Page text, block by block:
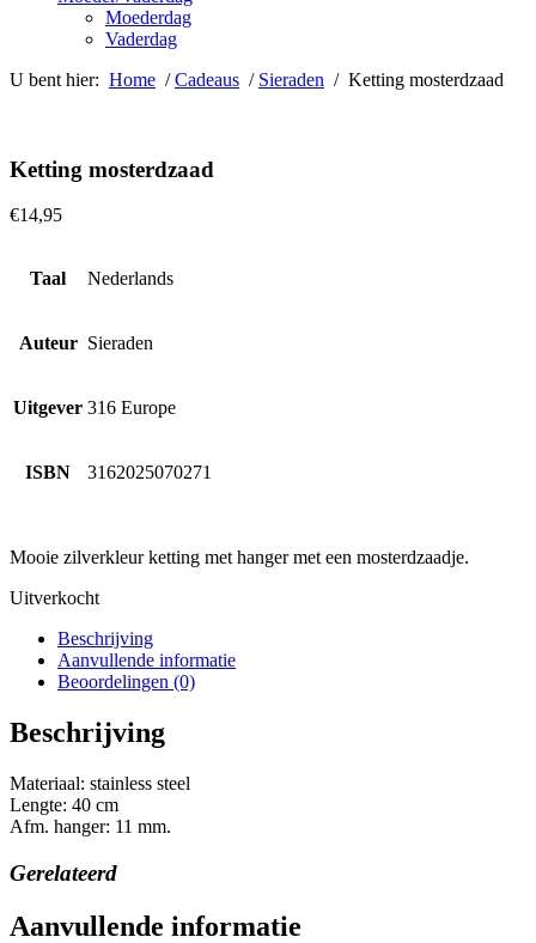
Moederdag
Vaderdag
U bent hier: Home /Cadeaus / Sieraden / Ketting mosterdzaad
Ketting mosterdzaad
€14,95
Taal Nederlands
Auteur Sieraden
Uitgever 316 Europe
ISBN 3162025070271
Mooie zilverkleur ketting met hanger met een mosterdzaadje.
Uitverkocht
Beschrijving
Aanvullende informatie
Beoordelingen (0)
Beschrijving
Materiaal: stainless steel
Lengte: 40 cm
Afm. hanger: 11 mm.
Gerelateerd
Aanvullende informatie